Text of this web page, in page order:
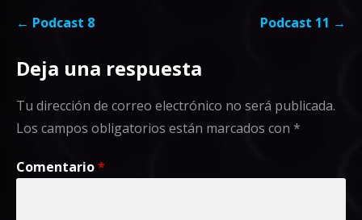
Navegación
entradas
← Podcast 8 Podcast 11 →
Deja una respuesta
Tu dirección de correo electrónico no será publicada.
Los campos obligatorios están marcados con *
Comentario*